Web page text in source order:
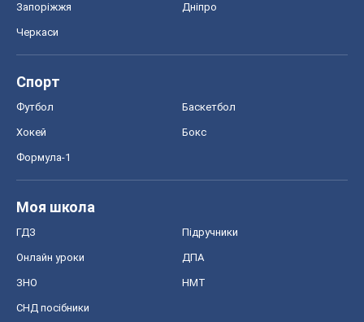
Запоріжжя Дніпро
Черкаси
Спорт
Футбол Баскетбол
Хокей Бокс
Формула-1
Моя школа
ГДЗ Підручники
Онлайн уроки ДПА
ЗНО НМТ
СНД посібники